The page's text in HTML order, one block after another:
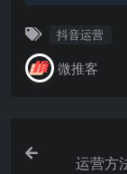
抖音运营
微推客
运营方